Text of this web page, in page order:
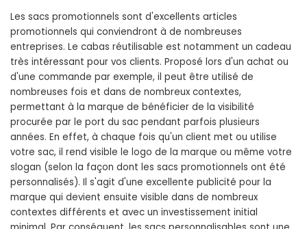
Les sacs promotionnels sont d'excellents articles
promotionnels qui conviendront à de nombreuses
entreprises. Le cabas réutilisable est notamment un cadeau
très intéressant pour vos clients. Proposé lors d'un achat ou
d'une commande par exemple, il peut être utilisé de
nombreuses fois et dans de nombreux contextes,
permettant à la marque de bénéficier de la visibilité
procurée par le port du sac pendant parfois plusieurs
années. En effet, à chaque fois qu'un client met ou utilise
votre sac, il rend visible le logo de la marque ou même votre
slogan (selon la façon dont les sacs promotionnels ont été
personnalisés). Il s'agit d'une excellente publicité pour la
marque qui devient ensuite visible dans de nombreux
contextes différents et avec un investissement initial